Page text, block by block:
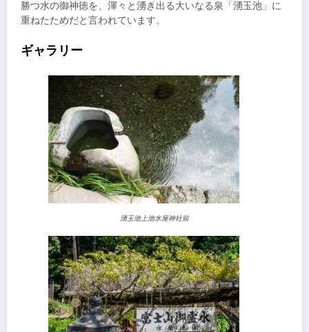
勝つ水の御神徳を、渾々と湧き出る大いなる泉「 湧玉池 」に
重ねたためだと言われています。
ギャラリー
湧玉池上池水屋神社前